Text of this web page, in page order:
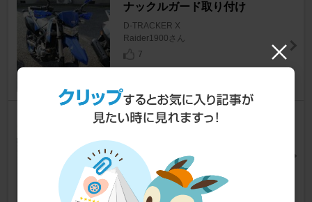
ナックルガード取り付け
D-TRACKER X
Raider1900さん
7
フロントフォークをOHしまし
D-TRACKER X
にぢまるさん